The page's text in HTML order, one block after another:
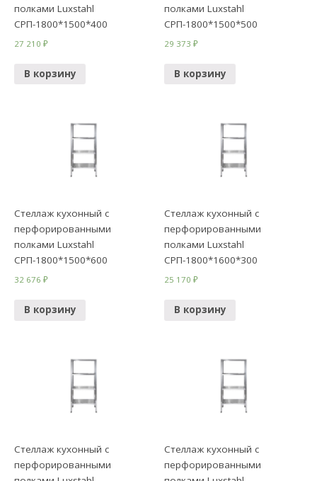
полками Luxstahl
СРП-1800*1500*400
27 210₽
В корзину
полками Luxstahl
СРП-1800*1500*500
29 373₽
В корзину
Стеллаж кухонный с
перфорированными
полками Luxstahl
СРП-1800*1500*600
32 676₽
В корзину
Стеллаж кухонный с
перфорированными
полками Luxstahl
СРП-1800*1600*300
25 170₽
В корзину
Стеллаж кухонный с
перфорированными
Стеллаж кухонный с
перфорированными